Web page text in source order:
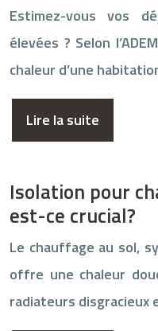
Estimez-vous vos
élevées ? Selon
chaleur d’une
Lire la suite
Isolation pour
est-ce crucial?
Le chauffage au sol,
offre une chaleur
radiateurs